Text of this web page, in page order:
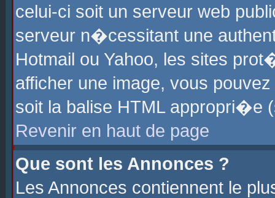
celui-ci soit un serveur web
serveur n�cessitant une
Hotmail ou Yahoo, les sites
afficher une image, vous
soit la balise HTML
Revenir en haut de page
Que sont les Annonces ?
Les Annonces contiennent le